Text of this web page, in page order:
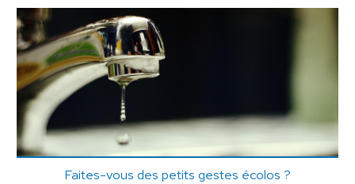
Faites-vous des petits gestes écolos ?